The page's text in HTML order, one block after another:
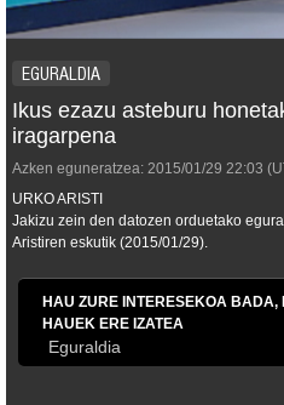
EGURALDIA
Ikus ezazu asteburu
iragarpena
Azken eguneratzea: 2015/01/29 22:03
URKO ARISTI
Jakizu zein den datozen orduetako
Aristiren eskutik (2015/01/29).
HAU ZURE INTERESEKOA BADA,
HAUEK ERE IZATEA
Eguraldia